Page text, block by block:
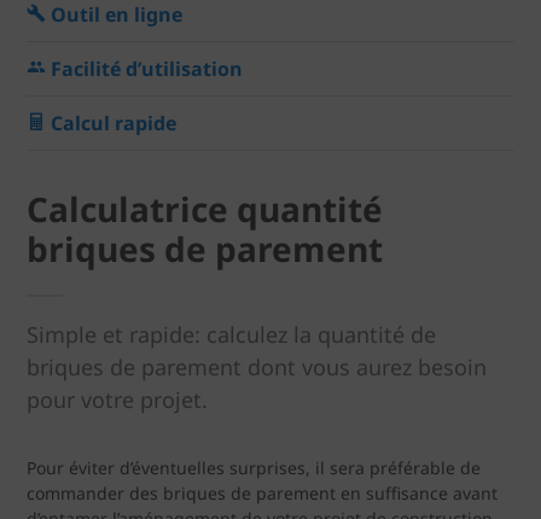
Outil en ligne
Facilité d’utilisation
Calcul rapide
Calculatrice quantité
briques de parement
Simple et rapide: calculez la quantité de
briques de parement dont vous aurez besoin
pour votre projet.
Pour éviter d’éventuelles surprises, il sera préférable de
commander des briques de parement en suffisance avant